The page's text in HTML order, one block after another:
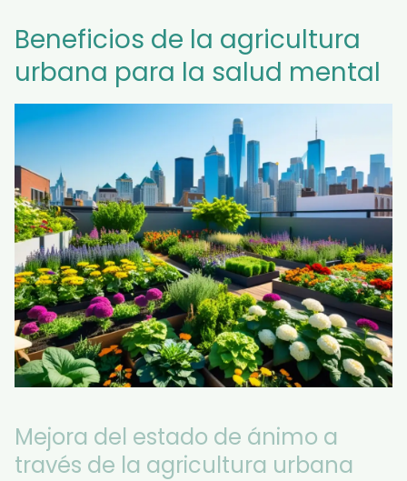
Beneficios de la agricultura
urbana para la salud mental
Mejora del estado de ánimo a
través de la agricultura urbana